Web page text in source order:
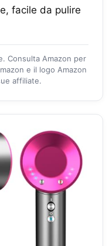
facile da pulire
Consulta Amazon per
e il logo Amazon
affiliate.